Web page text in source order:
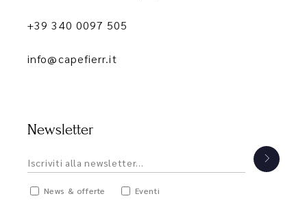
+39 340 0097 505
info@capefierr.it
Newsletter
News & offerte Eventi